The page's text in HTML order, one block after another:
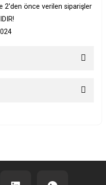
2'den önce verilen siparişler